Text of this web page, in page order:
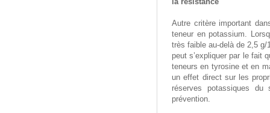
Autre critère important
teneur en potassium.
très faible au-delà de 2,5 g/
peut s’expliquer par le fait
teneurs en tyrosine et en
un effet direct sur les
réserves potassiques
prévention.